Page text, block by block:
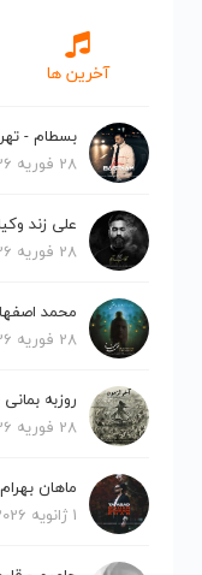
آخرین ها
بسطام -
28 فوریه 2026
علی زند
28 فوریه 2026
محمد
28 فوریه 2026
روزبه
28 فوریه 2026
ماهان
1 ژانویه 2026